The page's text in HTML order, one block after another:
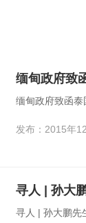
缅甸政府致
缅甸政府致函泰
发布：2015年
寻人 | 孙大鹏先